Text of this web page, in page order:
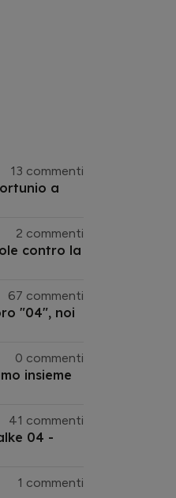
13 commenti
a
2 commenti
contro la
67 commenti
"04", noi
0 commenti
insieme
41 commenti
04 -
1 commenti